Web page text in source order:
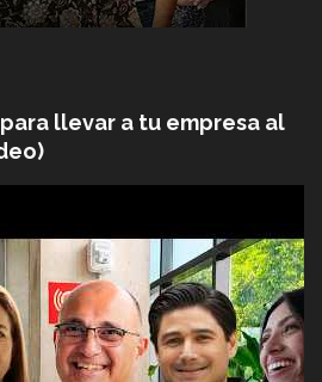
llevar a tu empresa al